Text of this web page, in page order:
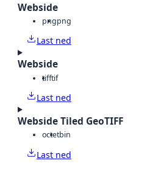
Webside
pngpng
Last ned
Webside
tifftif
Last ned
Webside Tiled GeoTIFF
octetbin
Last ned